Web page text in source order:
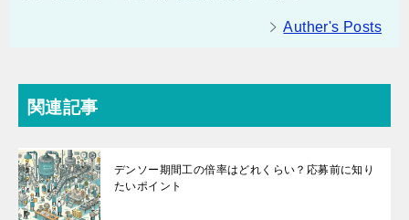
Auther's Posts
関連記事
デンソー期間工の倍率はどれくらい？応募前に知り
たいポイント